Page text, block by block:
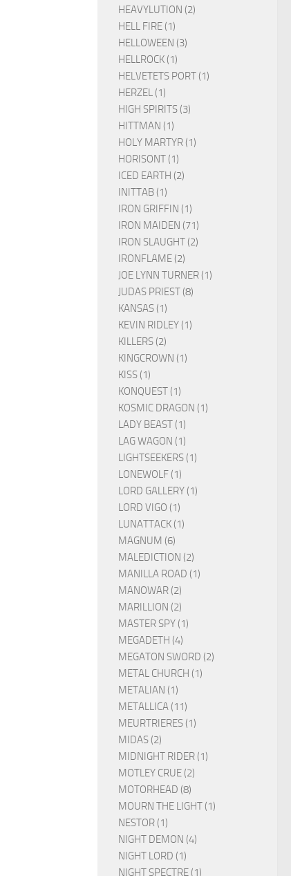
HEAVYLUTION (2)
HELL FIRE (1)
HELLOWEEN (3)
HELLROCK (1)
HELVETETS PORT (1)
HERZEL (1)
HIGH SPIRITS (3)
HITTMAN (1)
HOLY MARTYR (1)
HORISONT (1)
ICED EARTH (2)
INITTAB (1)
IRON GRIFFIN (1)
IRON MAIDEN (71)
IRON SLAUGHT (2)
IRONFLAME (2)
JOE LYNN TURNER (1)
JUDAS PRIEST (8)
KANSAS (1)
KEVIN RIDLEY (1)
KILLERS (2)
KINGCROWN (1)
KISS (1)
KONQUEST (1)
KOSMIC DRAGON (1)
LADY BEAST (1)
LAG WAGON (1)
LIGHTSEEKERS (1)
LONEWOLF (1)
LORD GALLERY (1)
LORD VIGO (1)
LUNATTACK (1)
MAGNUM (6)
MALEDICTION (2)
MANILLA ROAD (1)
MANOWAR (2)
MARILLION (2)
MASTER SPY (1)
MEGADETH (4)
MEGATON SWORD (2)
METAL CHURCH (1)
METALIAN (1)
METALLICA (11)
MEURTRIERES (1)
MIDAS (2)
MIDNIGHT RIDER (1)
MOTLEY CRUE (2)
MOTORHEAD (8)
MOURN THE LIGHT (1)
NESTOR (1)
NIGHT DEMON (4)
NIGHT LORD (1)
NIGHT SPECTRE (1)